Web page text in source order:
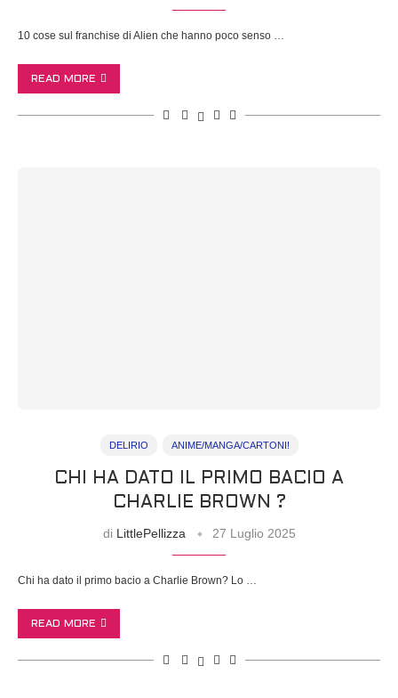
10 cose sul franchise di Alien che hanno poco senso …
READ MORE
DELIRIO ANIME/MANGA/CARTONI!
CHI HA DATO IL PRIMO BACIO A
CHARLIE BROWN ?
di LittlePellizza 27 Luglio 2025
Chi ha dato il primo bacio a Charlie Brown? Lo …
READ MORE